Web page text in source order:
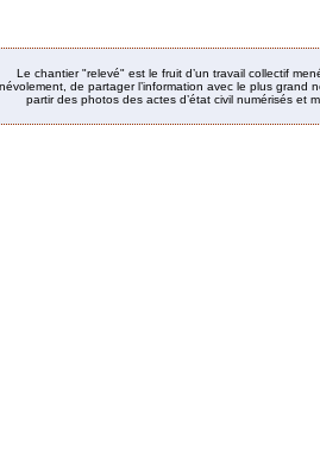
Le chantier "relevé" est le fruit d’un travail collectif
de partager l’information avec le plus grand
partir des photos des actes d’état civil numérisés et